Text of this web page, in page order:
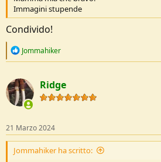
Immagini stupende
Condivido!
R
c
t
i
o
s
:
Jommahiker
Ridge
21 Marzo 2024
Jommahiker ha scritto: